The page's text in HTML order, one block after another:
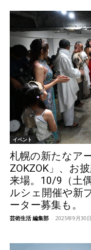
イベント
札幌の新たなア
ZOKZOK」、お
来場。10/9（土
ルシェ開催や新
ーター募集も。
芸術生活 編集部 - 2025年9月30日